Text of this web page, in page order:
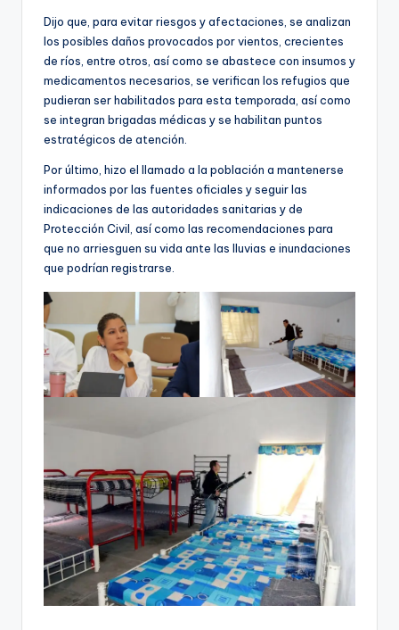
Dijo que, para evitar riesgos y afectaciones, se analizan
los posibles daños provocados por vientos, crecientes
de ríos, entre otros, así como se abastece con insumos y
medicamentos necesarios, se verifican los refugios que
pudieran ser habilitados para esta temporada, así como
se integran brigadas médicas y se habilitan puntos
estratégicos de atención.
Por último, hizo el llamado a la población a mantenerse
informados por las fuentes oficiales y seguir las
indicaciones de las autoridades sanitarias y de
Protección Civil, así como las recomendaciones para
que no arriesguen su vida ante las lluvias e inundaciones
que podrían registrarse.